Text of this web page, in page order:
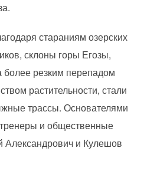
стараниям озерских
склоны горы Егозы,
резким перепадом
растительности, стали
трассы. Основателями
и общественные
Александрович и Кулешов